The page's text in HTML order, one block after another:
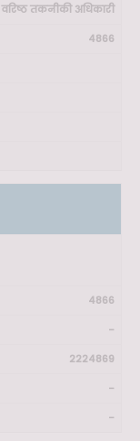
वरिष्ठ तकनीकी अधिकारी
4866
4866
-
2224869
-
-